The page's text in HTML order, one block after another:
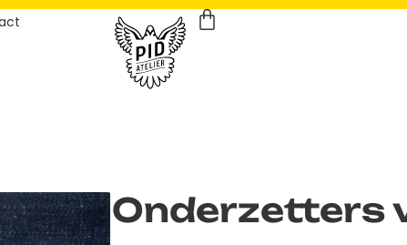
Onderzetters